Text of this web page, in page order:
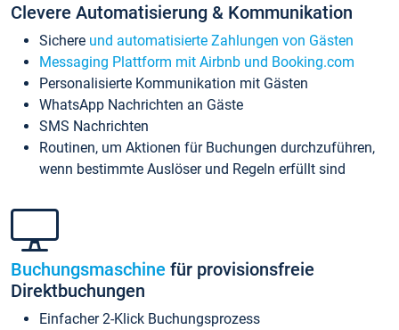
Clevere Automatisierung & Kommunikation
Sichere und automatisierte Zahlungen von Gästen
Messaging Plattform mit Airbnb und Booking.com
Personalisierte Kommunikation mit Gästen
WhatsApp Nachrichten an Gäste
SMS Nachrichten
Routinen, um Aktionen für Buchungen durchzuführen,
wenn bestimmte Auslöser und Regeln erfüllt sind
Buchungsmaschine für provisionsfreie
Direktbuchungen
Einfacher 2-Klick Buchungsprozess